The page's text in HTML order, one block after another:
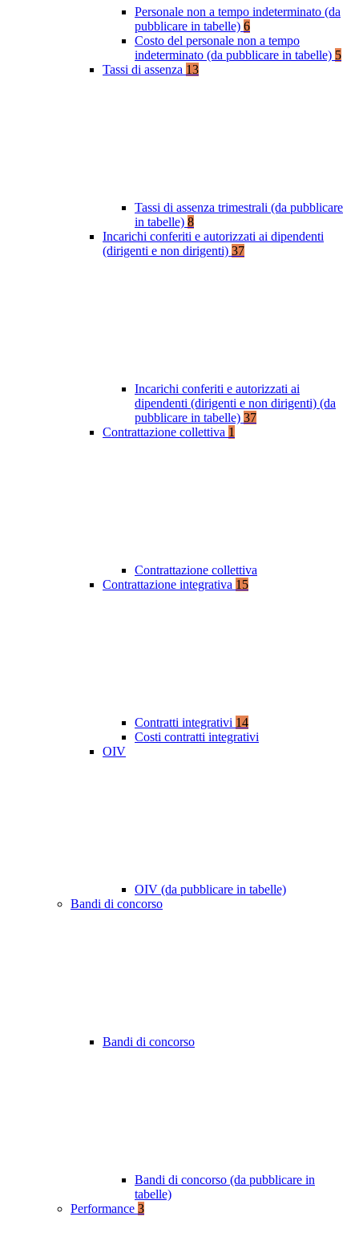
Personale non a tempo indeterminato (da
pubblicare in tabelle) 6
Costo del personale non a tempo
indeterminato (da pubblicare in tabelle) 5
Tassi di assenza 13
Tassi di assenza trimestrali (da pubblicare
in tabelle) 8
Incarichi conferiti e autorizzati ai dipendenti
(dirigenti e non dirigenti) 37
Incarichi conferiti e autorizzati ai
dipendenti (dirigenti e non dirigenti) (da
pubblicare in tabelle) 37
Contrattazione collettiva 1
Contrattazione collettiva
Contrattazione integrativa 15
Contratti integrativi 14
Costi contratti integrativi
OIV
OIV (da pubblicare in tabelle)
Bandi di concorso
Bandi di concorso
Bandi di concorso (da pubblicare in
tabelle)
Performance 3